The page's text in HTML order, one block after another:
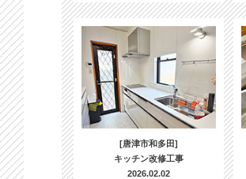
[唐津市和多田]
キッチン改修工事
2026.02.02